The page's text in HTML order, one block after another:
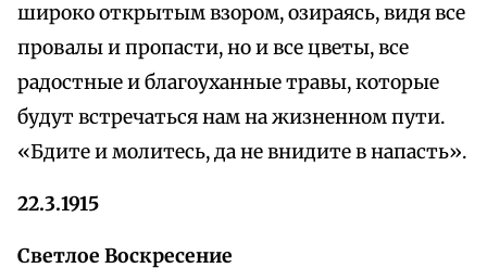
широко открытым взором, озираясь, видя все
провалы и пропасти, но и все цветы, все
радостные и благоуханные травы, которые
будут встречаться нам на жизненном пути.
«Бдите и молитесь, да не внидите в напасть».
22.3.1915
Светлое Воскресение